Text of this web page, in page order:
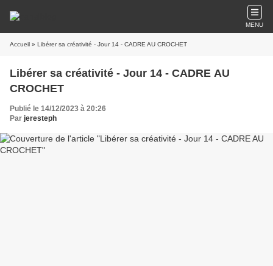
MENU
Accueil » Libérer sa créativité - Jour 14 - CADRE AU CROCHET
Libérer sa créativité - Jour 14 - CADRE AU
CROCHET
Publié le 14/12/2023 à 20:26
Par jeresteph